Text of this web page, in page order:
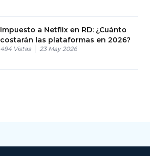
Impuesto a Netflix en RD: ¿Cuánto
costarán las plataformas en 2026?
494 Vistas 23 May 2026